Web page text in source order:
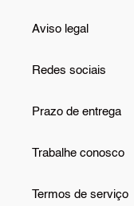
Aviso legal
Redes sociais
Prazo de entrega
Trabalhe conosco
Termos de serviço